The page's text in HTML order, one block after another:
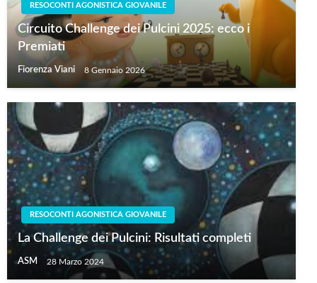
RESOCONTI AGONISTICA GIOVANILE
Circuito Challenge dei Pulcini 2025: ecco i
Premiati
Fiorenza Viani 8 Gennaio 2026
RESOCONTI AGONISTICA GIOVANILE
La Challenge dei Pulcini: Risultati completi
ASM 28 Marzo 2024